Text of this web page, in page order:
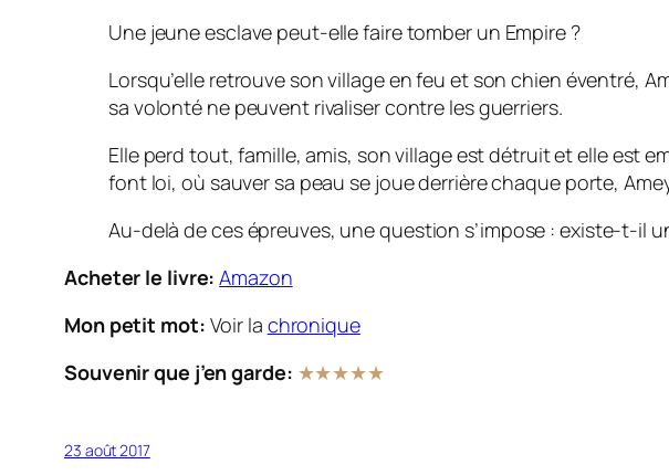
Une jeune esclave peut-elle faire tomber un Empire ?
Lorsqu’elle retrouve son village en feu et son chien éventré,
sa volonté ne peuvent rivaliser contre les guerriers.
Elle perd tout, famille, amis, son village est détruit et elle est
font loi, où sauver sa peau se joue derrière chaque porte,
Au-delà de ces épreuves, une question s’impose : existe-t-il
Acheter le livre: Amazon
Mon petit mot: Voir la chronique
Souvenir que j’en garde: ★★★★★
23 août 2017